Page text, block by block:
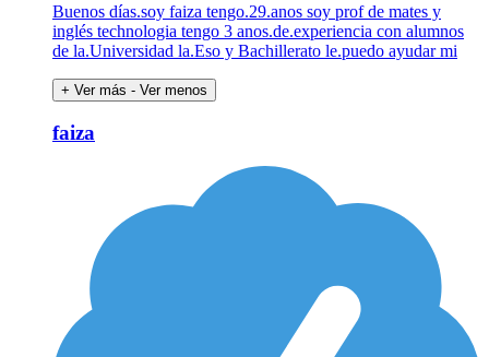
Buenos días.soy faiza tengo.29.anos soy prof de mates y
inglés technologia tengo 3 anos.de.experiencia con alumnos
de la.Universidad la.Eso y Bachillerato le.puedo ayudar mi
+ Ver más - Ver menos
faiza